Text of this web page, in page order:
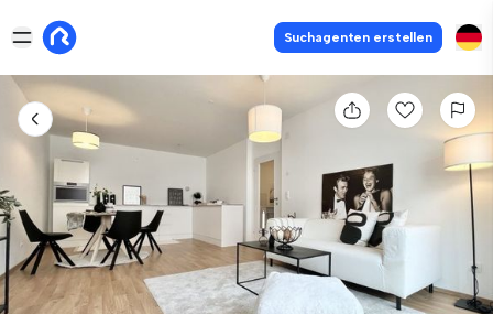
Suchagenten erstellen